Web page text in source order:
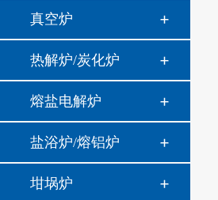
真空炉
热解炉/炭化炉
熔盐电解炉
盐浴炉/熔铝炉
坩埚炉